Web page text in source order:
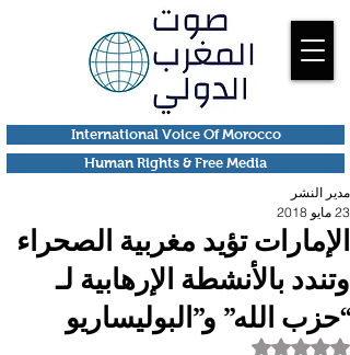
Human Rights & Free Media
International Voice Of Morocco
الإمارات تؤيد مغربية الصحراء
وتندد بالأنشطة الإرهابية لـ
“حزب الله” و”البوليساريو
مدير النشر
23 مايو 2018
تم التقييم بـ ليس رقمًا من أصل 5 نجوم.